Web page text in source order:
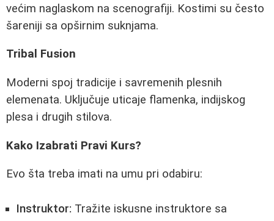
većim naglaskom na scenografiji. Kostimi su često
šareniji sa opširnim suknjama.
Tribal Fusion
Moderni spoj tradicije i savremenih plesnih
elemenata. Uključuje uticaje flamenka, indijskog
plesa i drugih stilova.
Kako Izabrati Pravi Kurs?
Evo šta treba imati na umu pri odabiru:
Instruktor: Tražite iskusne instruktore sa